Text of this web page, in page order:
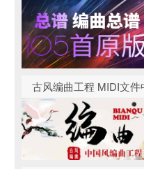
古风编曲工程 MIDI文